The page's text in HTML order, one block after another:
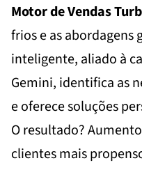
Motor de Vendas
frios e as abordagens
inteligente, aliado à
Gemini, identifica as
e oferece soluções
O resultado?
clientes mais